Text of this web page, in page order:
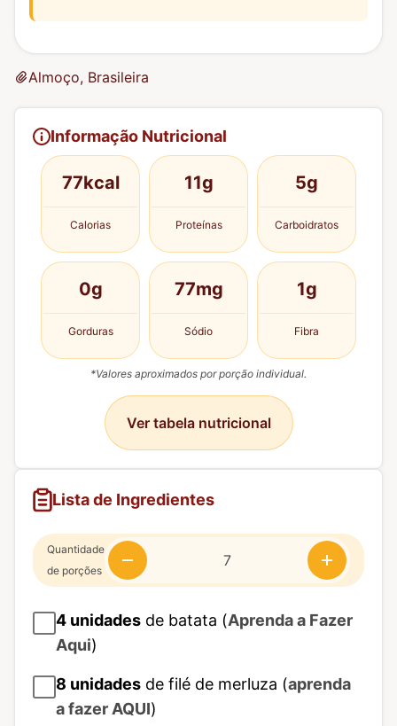
Almoço, Brasileira
Informação Nutricional
77kcal
Calorias
11g
Proteínas
5g
Carboidratos
0g
Gorduras
77mg
Sódio
1g
Fibra
*Valores aproximados por porção individual.
Ver tabela nutricional
Lista de Ingredientes
Quantidade
de porções
4 unidades de batata (Aprenda a Fazer
Aqui)
8 unidades de filé de merluza (aprenda
a fazer AQUI)